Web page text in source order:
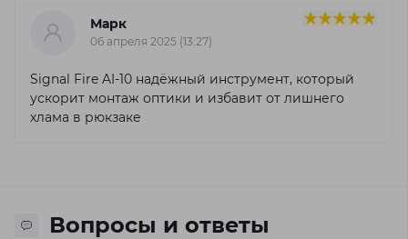
Марк
06 апреля 2025 (13:27)
Signal Fire AI‑10 надёжный инструмент, который
ускорит монтаж оптики и избавит от лишнего
хлама в рюкзаке
Вопросы и ответы